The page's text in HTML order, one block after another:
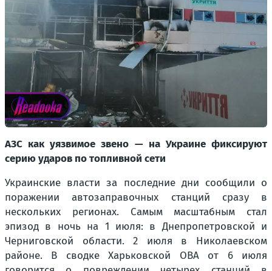
АЗС как уязвимое звено — на Украине фиксируют
серию ударов по топливной сети
Украинские власти за последние дни сообщили о
поражении автозаправочных станций сразу в
нескольких регионах. Самым масштабным стал
эпизод в ночь на 1 июля: в Днепропетровской и
Черниговской области. 2 июля в Николаевском
районе. В сводке Харьковской ОВА от 6 июля